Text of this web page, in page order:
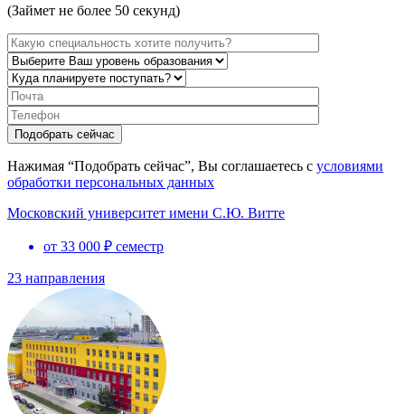
(Займет не более 50 секунд)
Нажимая “Подобрать сейчас”, Вы соглашаетесь с условиями
обработки персональных данных
Московский университет имени С.Ю. Витте
от 33 000 ₽ семестр
23 направления